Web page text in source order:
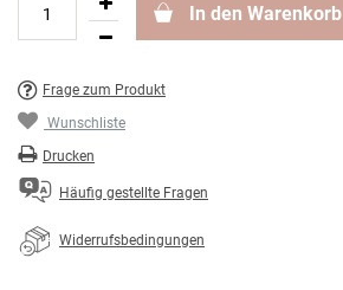
In den Warenkorb
Frage zum Produkt
Wunschliste
Drucken
Häufig gestellte Fragen
Widerrufsbedingungen